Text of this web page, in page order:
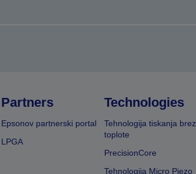
Partners
Epsonov partnerski portal
LPGA
Technologies
Tehnologija tiskanja brez
toplote
PrecisionCore
Tehnologija Micro Piezo